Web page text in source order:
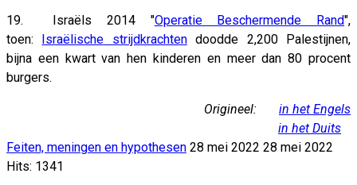
19. Israëls 2014 "Operatie Beschermende Rand",
toen: Israëlische strijdkrachtendoodde 2,200 Palestijnen,
bijna een kwart van hen kinderen en meer dan 80 procent
burgers.
Origineel: in het Engels
in het Duits
Feiten, meningen en hypothesen 28 mei 2022 28 mei 2022
Hits: 1341